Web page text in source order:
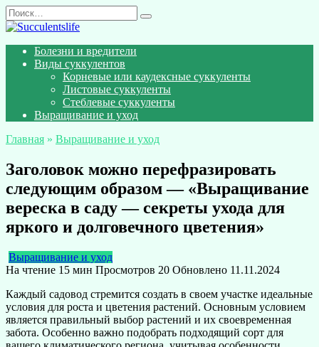
Перейти
к
Search
for:
Болезни и вредители
Виды суккулентов
Корневые или каудексные суккуленты
Листовые суккуленты
Стеблевые суккуленты
Выращивание и уход
Главная » Выращивание и уход
Заголовок можно перефразировать
следующим образом — «Выращивание
вереска в саду — секреты ухода для
яркого и долговечного цветения»
Выращивание и уход
На чтение 15 мин Просмотров 20 Обновлено 11.11.2024
Каждый садовод стремится создать в своем участке идеальные
условия для роста и цветения растений. Основным условием
является правильный выбор растений и их своевременная
забота. Особенно важно подобрать подходящий сорт для